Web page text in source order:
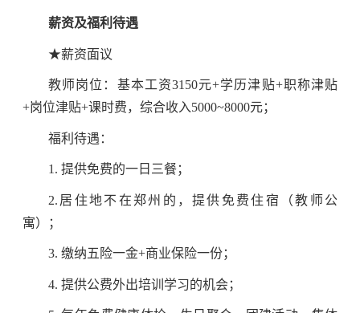
薪资及福利待遇
★薪资面议
教师岗位：基本工资3150元+学历津贴+职称津贴
+岗位津贴+课时费，综合收入5000~8000元；
福利待遇：
1. 提供免费的一日三餐；
2.居住地不在郑州的，提供免费住宿（教师公
寓）；
3. 缴纳五险一金+商业保险一份；
4. 提供公费外出培训学习的机会；